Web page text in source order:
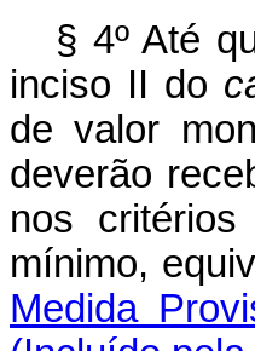
§ 4º Até
inciso II do
de valor
deverão
nos
mínimo,
Medida